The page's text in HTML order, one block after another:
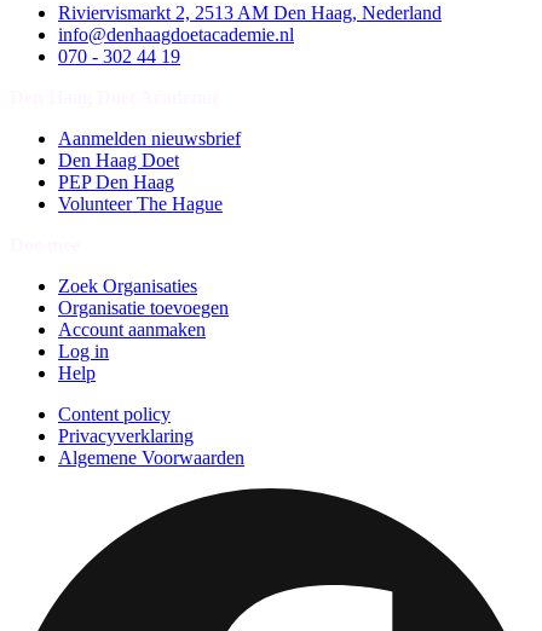
Riviervismarkt 2, 2513 AM Den Haag, Nederland
info@denhaagdoetacademie.nl
070 - 302 44 19
Aanmelden nieuwsbrief
Den Haag Doet
PEP Den Haag
Volunteer The Hague
Zoek Organisaties
Organisatie toevoegen
Account aanmaken
Log in
Help
Content policy
Privacyverklaring
Algemene Voorwaarden